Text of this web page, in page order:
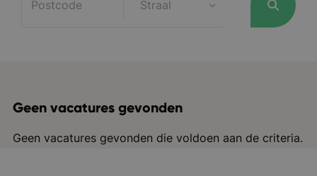
Geen vacatures gevonden
Geen vacatures gevonden die voldoen aan de criteria.